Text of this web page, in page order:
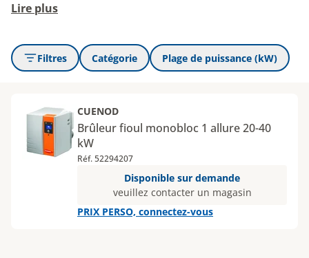
Lire plus
Filtres Catégorie Plage de puissance (kW)
CUENOD
Brûleur fioul monobloc 1 allure 20-40
kW
Réf. 52294207
Disponible sur demande
veuillez contacter un magasin
PRIX PERSO, connectez-vous